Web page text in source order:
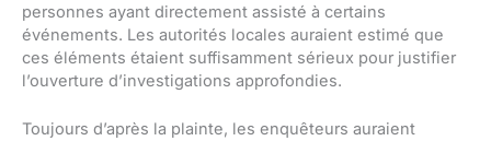
personnes ayant directement assisté à certains
événements. Les autorités locales auraient estimé que
ces éléments étaient suffisamment sérieux pour justifier
l’ouverture d’investigations approfondies.
Toujours d’après la plainte, les enquêteurs auraient